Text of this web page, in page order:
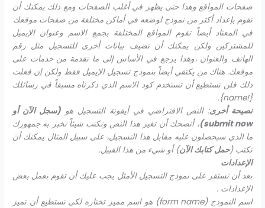
صفحات المواقع وهذا حتى يظهر في أغلب الصفحات ومع ذلك يمكنك أن
تقوم بإعداد أكثر من نموذج لوضعه في أماكن مختلفة من صفحات موقعك
في المعتاد أيضاً تقوم المواقع المختلفة بجمع الاسم وعنوان الإيميل
للمشتركين ولكن يمكنك أن تضيف بيانات أخرى للتسجيل مثل رقم
الهاتف والعنوان ،وهذا يرجع في الأساس إلى ما تقدمة من خدمات على
موقعك. هناك من يكتفي أيضاً بنموذج تسجيل الإيميل فقط ولكن إن فعلت
ذلك فلن تستطيع أن تستخدم كود الاسم الذي ذكرناه مسبقاً في رسائلك
{!name}
.
نصيحة أخرى: النص الافتراضي في أيقونة التسجيل هو (سجل الآن أو
submit now
)، أنصحك أن تغير هذا النص وتكتب شيئاً تخبر به جمهورك
ما الذي سيحصلون عليه مقابل هذا التسجيل، على سبيل المثال يمكنك أن
تكتب (حمل كتابك الآن) أو شيء من هذا القبيل.
الإعدادات
بعد أن تستقر على نموذج التسجيل الأمثل يجب عليك أن تقوم بعمل بعض
الإعدادات .
اسم النموذج (form name) هو اسم مميز تختاره لكى تستطيع أن تميز